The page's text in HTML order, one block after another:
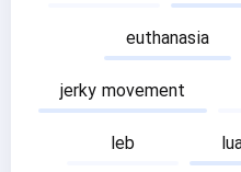
euthanasia
jerky movement
leb